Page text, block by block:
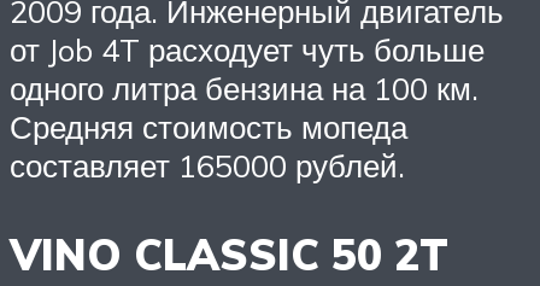
2009 года. Инженерный двигатель
от Job 4T расходует чуть больше
одного литра бензина на 100 км.
Средняя стоимость мопеда
составляет 165000 рублей.
VINO CLASSIC 50 2T